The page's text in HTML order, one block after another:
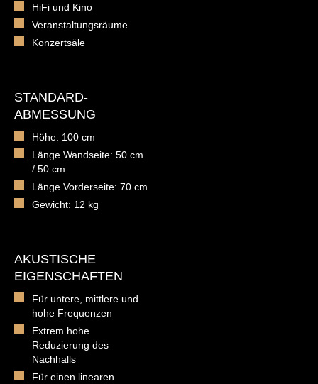
HiFi und Kino
Veranstaltungsräume
Konzertsäle
STANDARD-
ABMESSUNG
Höhe: 100 cm
Länge Wandseite: 50 cm
/ 50 cm
Länge Vorderseite: 70 cm
Gewicht: 12 kg
AKUSTISCHE
EIGENSCHAFTEN
Für untere, mittlere und
hohe Frequenzen
Extrem hohe
Reduzierung des
Nachhalls
Für einen linearen